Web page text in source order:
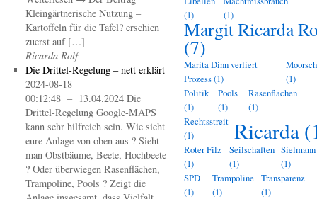
Kleingärtnerische Nutzung –
Kartoffeln für die Tafel? erschien
zuerst auf […]
Ricarda Rolf
Die Drittel-Regelung – nett erklärt
2024-08-18
00:12:48 – 13.04.2024 Die
Drittel-Regelung Google-MAPS
kann sehr hilfreich sein. Wie sieht
eure Anlage von oben aus ? Sieht
man Obstbäume, Beete, Hochbeete
? Oder überwiegen Rasenflächen,
Trampoline, Pools ? Zeigt die
(1)
(1)
Margit Ricarda
(7)
Marita Dinn verliert
Prozess(1)
(1)
Politik
(1)
Pools
(1)
Rasenflächen
(1)
Rechtsstreit
(1)
Ricarda
Roter Filz
(1)
Seilschaften
(1)
Sielmann
(1)
SPD
(1)
Trampoline
(1)
Transparenz
(1)